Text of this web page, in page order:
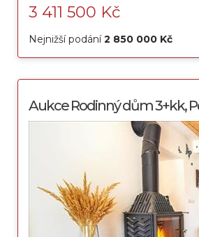
3 411 500 Kč
Nejnižší podání2 850 000 Kč
Aukce Rodinný dům 3+kk,